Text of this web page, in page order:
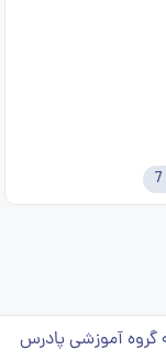
7
گروه آموزشی پادرس